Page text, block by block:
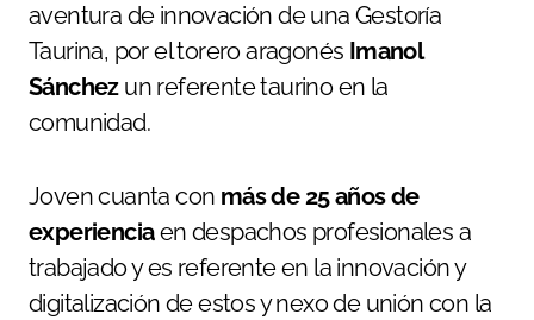
aventura de innovación de una Gestoría
Taurina, por el torero aragonés Imanol
Sánchezun referente taurino en la
comunidad.
Joven cuanta con más de 25 años de
experienciaen despachos profesionales a
trabajado y es referente en la innovación y
digitalización de estos y nexo de unión con la